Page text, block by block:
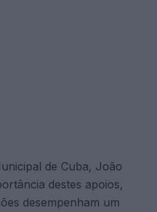
de Cuba, João
destes apoios,
desempenham um